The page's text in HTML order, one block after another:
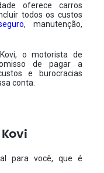
oferece carros
todos os custos
, manutenção,
o motorista de
de pagar a
e burocracias
conta.
para você, que é